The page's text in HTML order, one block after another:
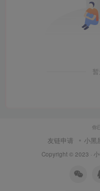
你
友链申请 小黑
Copyright © 2023 ·